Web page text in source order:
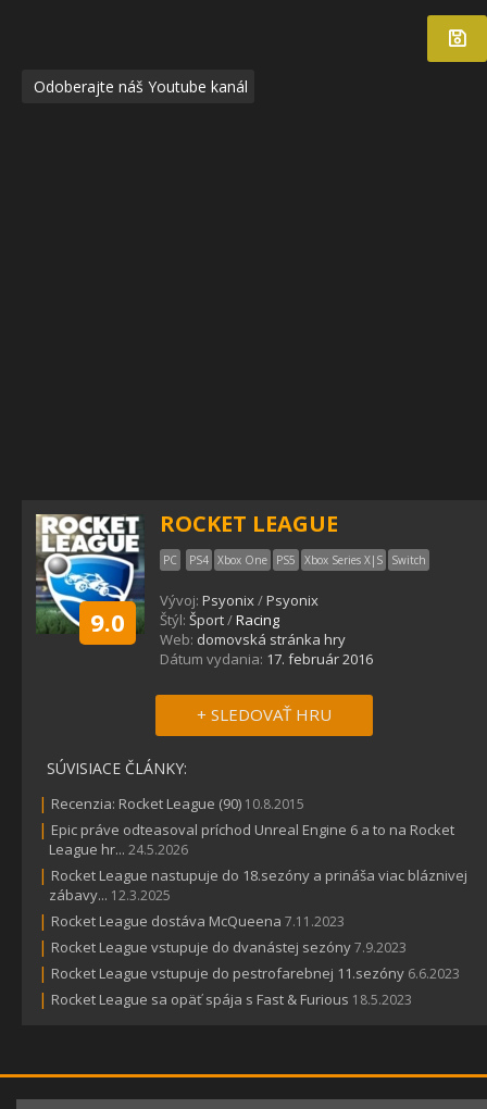
Odoberajte náš Youtube kanál
9.0
ROCKET LEAGUE
PC PS4 Xbox One PS5 Xbox Series X|S Switch
Vývoj: Psyonix/Psyonix
Štýl: Šport/Racing
Web: domovská stránka hry
Dátum vydania: 17. február 2016
+ SLEDOVAŤ HRU
SÚVISIACE ČLÁNKY:
| Recenzia: Rocket League (90) 10.8.2015
| Epic práve odteasoval príchod Unreal Engine 6 a to na Rocket
League hr... 24.5.2026
| Rocket League nastupuje do 18.sezóny a prináša viac bláznivej
zábavy... 12.3.2025
| Rocket League dostáva McQueena 7.11.2023
| Rocket League vstupuje do dvanástej sezóny7.9.2023
| Rocket League vstupuje do pestrofarebnej 11.sezóny 6.6.2023
| Rocket League sa opäť spája s Fast & Furious 18.5.2023